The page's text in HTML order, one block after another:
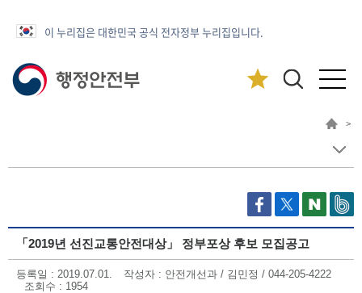
이 누리집은 대한민국 공식 전자정부 누리집입니다.
>
「2019년 선진교통안전대상」 정부포상 후보 모집공고
등록일 : 2019.07.01. 작성자 : 안전개선과 / 김민정 / 044-205-4222
조회수 : 1954